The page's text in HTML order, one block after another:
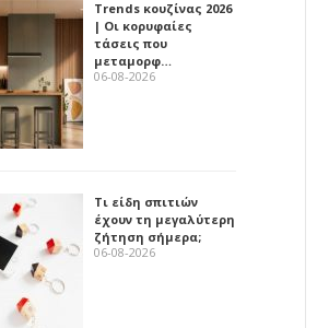
Trends κουζίνας 2026
| Οι κορυφαίες
τάσεις που
μεταμορφ…
06-08-2026
Τι είδη σπιτιών
έχουν τη μεγαλύτερη
ζήτηση σήμερα;
06-08-2026